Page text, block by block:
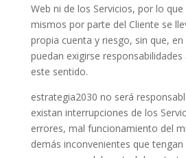
Web ni de los Servicios, por lo
mismos por parte del Cliente se
propia cuenta y riesgo, sin que,
puedan exigirse
este sentido.
estrategia2030 no será
existan interrupciones de los
errores, mal funcionamiento del
demás inconvenientes que